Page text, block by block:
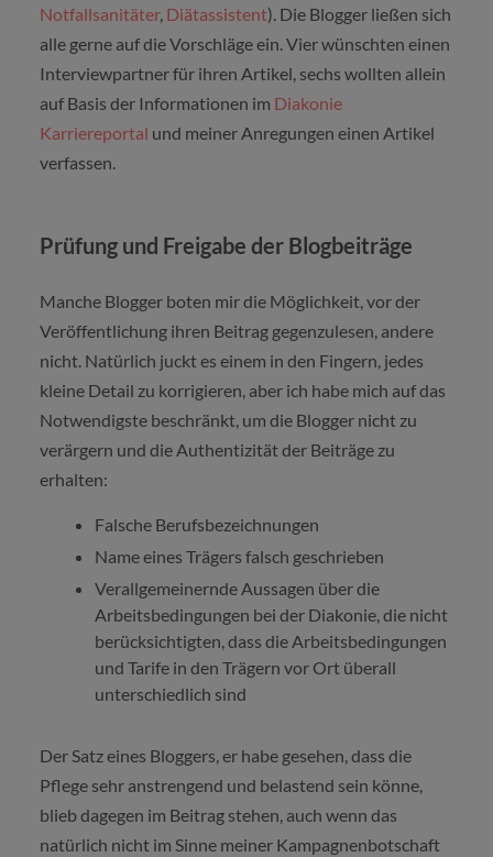
Notfallsanitäter, Diätassistent). Die Blogger ließen sich
alle gerne auf die Vorschläge ein. Vier wünschten einen
Interviewpartner für ihren Artikel, sechs wollten allein
auf Basis der Informationen im Diakonie
Karriereportal und meiner Anregungen einen Artikel
verfassen.
Prüfung und Freigabe der Blogbeiträge
Manche Blogger boten mir die Möglichkeit, vor der
Veröffentlichung ihren Beitrag gegenzulesen, andere
nicht. Natürlich juckt es einem in den Fingern, jedes
kleine Detail zu korrigieren, aber ich habe mich auf das
Notwendigste beschränkt, um die Blogger nicht zu
verärgern und die Authentizität der Beiträge zu
erhalten:
Falsche Berufsbezeichnungen
Name eines Trägers falsch geschrieben
Verallgemeinernde Aussagen über die
Arbeitsbedingungen bei der Diakonie, die nicht
berücksichtigten, dass die Arbeitsbedingungen
und Tarife in den Trägern vor Ort überall
unterschiedlich sind
Der Satz eines Bloggers, er habe gesehen, dass die
Pflege sehr anstrengend und belastend sein könne,
blieb dagegen im Beitrag stehen, auch wenn das
natürlich nicht im Sinne meiner Kampagnenbotschaft